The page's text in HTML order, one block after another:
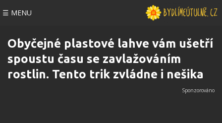
☰ MENU
Obyčejné plastové lahve vám ušetří
spoustu času se zavlažováním
rostlin. Tento trik zvládne i nešika